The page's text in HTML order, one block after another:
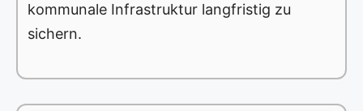
kommunale Infrastruktur langfristig zu
sichern.